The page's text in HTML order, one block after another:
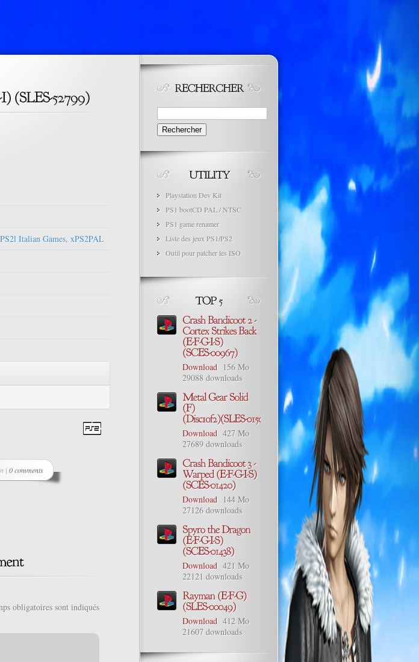
PS2l Italian Games, xPS2PAL
| 0 comments
obligatoires sont indiqués
Rechercher :
Playstation Dev Kit
PS1 bootCD PAL / NTSC
PS1 game renamer
Liste des jeux PS1/PS2
Outil pour patcher les ISO
Download 156 Mo
29088 downloads
Download 427 Mo
27689 downloads
Download 144 Mo
27126 downloads
Download 421 Mo
22121 downloads
Download 412 Mo
21607 downloads